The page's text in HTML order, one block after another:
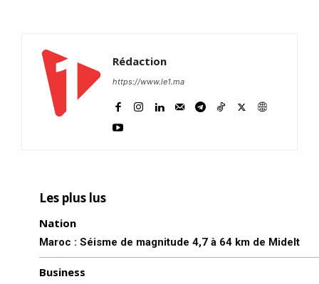
Rédaction
https://www.le1.ma
Les plus lus
Nation
Maroc : Séisme de magnitude 4,7 à 64 km de Midelt
Business